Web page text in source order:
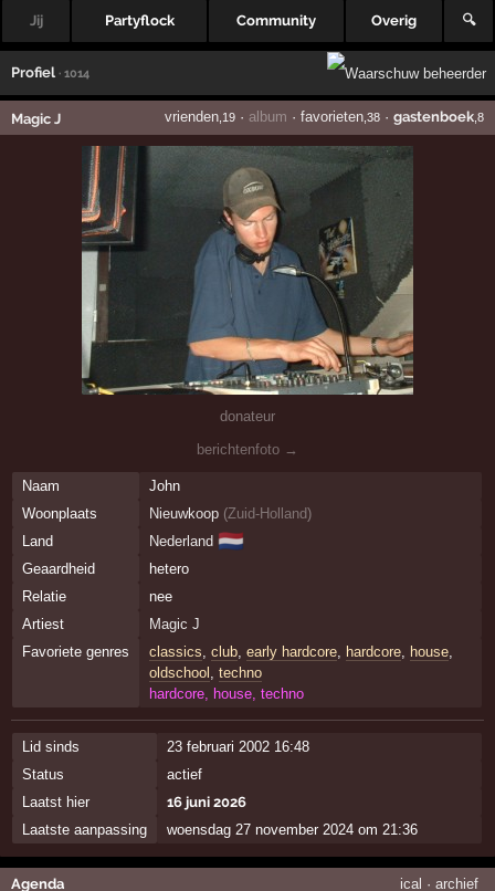
Jij Partyflock Community Overig 🔍
Profiel · 1014
Magic J vrienden,19· album · favorieten,38· gastenboek,8
donateur
berichtenfoto →
Naam
John
Woonplaats
Nieuwkoop (Zuid-Holland)
Land
Nederland 🇳🇱
Geaardheid
hetero
Relatie
nee
Artiest
Magic J
Favoriete genres
classics club, early hardcore, hardcore, house,
oldschool
techno
hardcore, house, techno
Lid sinds
23 februari 2002 16:48
Status
actief
Laatst hier
16 juni 2026
Laatste aanpassing
woensdag 27 november 2024 om 21:36
Agenda ical · archief